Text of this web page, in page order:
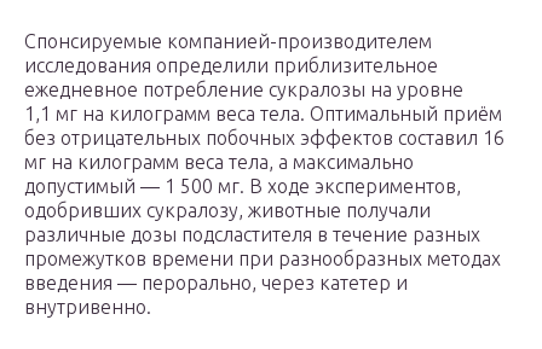
Спонсируемые компанией-производителем
исследования определили приблизительное
ежедневное потребление сукралозы на уровне
1,1 мг на килограмм веса тела. Оптимальный приём
без отрицательных побочных эффектов составил 16
мг на килограмм веса тела, а максимально
допустимый — 1 500 мг. В ходе экспериментов,
одобривших сукралозу, животные получали
различные дозы подсластителя в течение разных
промежутков времени при разнообразных методах
введения — перорально, через катетер и
внутривенно.